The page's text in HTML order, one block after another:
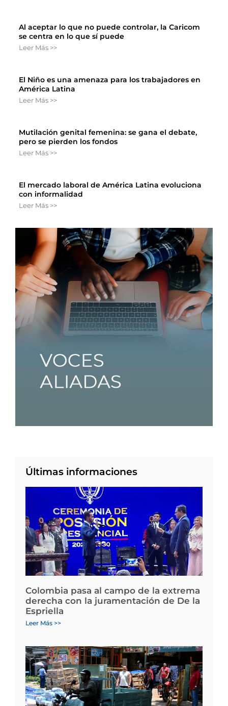
Al aceptar lo que no puede controlar, la Caricom
se centra en lo que sí puede
Leer Más >>
El Niño es una amenaza para los trabajadores en
América Latina
Leer Más >>
Mutilación genital femenina: se gana el debate,
pero se pierden los fondos
Leer Más >>
El mercado laboral de América Latina evoluciona
con informalidad
Leer Más >>
Últimas informaciones
Colombia pasa al campo de la extrema
derecha con la juramentación de De la
Espriella
Leer Más >>